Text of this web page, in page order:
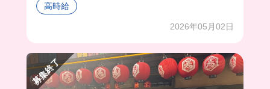
し活グッズのレンタルもやってるの🫢
ってくれそう😏
お客様と推し活トークで盛り上がることもあるら
しいから、推し活好きの人には特にオススメか
高時給
2026年05月02日
募集終了